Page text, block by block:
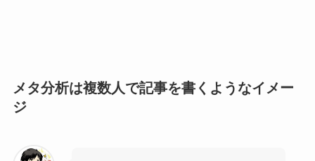
メタ分析は複数人で記事を書くようなイメー
ジ